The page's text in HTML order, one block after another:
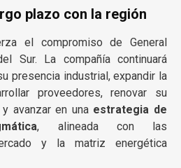
plazo con la región
el compromiso de General
Sur. La compañía continuará
presencia industrial, expandir la
proveedores, renovar su
avanzar en una estrategia de
, alineada con las
y la matriz energética